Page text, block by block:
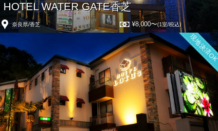
HOTEL WATER GATE香芝
奈良県/香芝 ¥8,000〜(1室/税込)
現地決済